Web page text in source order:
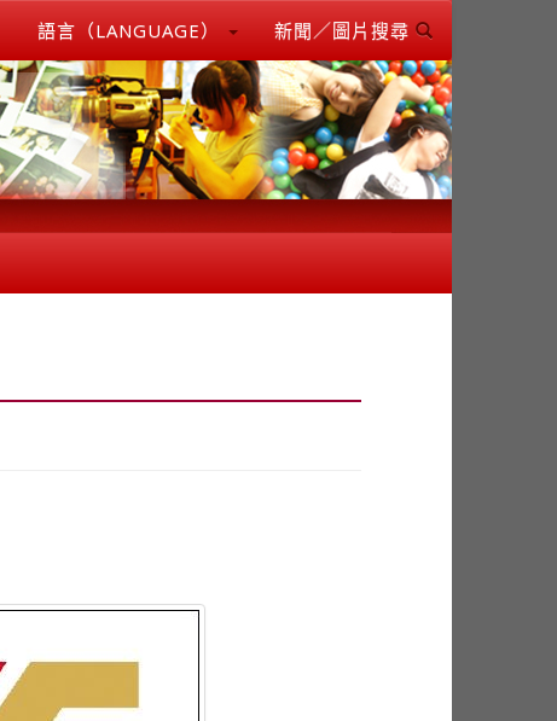
語言（LANGUAGE） 新聞／圖片搜尋